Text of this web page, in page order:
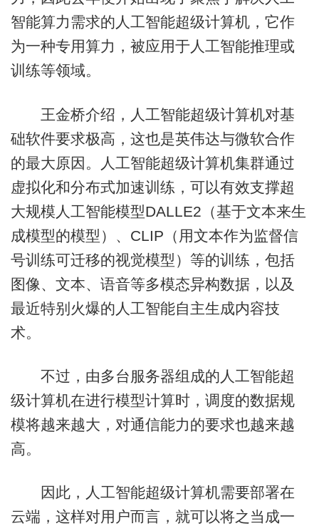
智能算力需求的人工智能超级计算机，它作
为一种专用算力，被应用于人工智能推理或
训练等领域。
王金桥介绍，人工智能超级计算机对基
础软件要求极高，这也是英伟达与微软合作
的最大原因。人工智能超级计算机集群通过
虚拟化和分布式加速训练，可以有效支撑超
大规模人工智能模型DALLE2（基于文本来生
成模型的模型）、CLIP（用文本作为监督信
号训练可迁移的视觉模型）等的训练，包括
图像、文本、语音等多模态异构数据，以及
最近特别火爆的人工智能自主生成内容技
术。
不过，由多台服务器组成的人工智能超
级计算机在进行模型计算时，调度的数据规
模将越来越大，对通信能力的要求也越来越
高。
因此，人工智能超级计算机需要部署在
云端，这样对用户而言，就可以将之当成一